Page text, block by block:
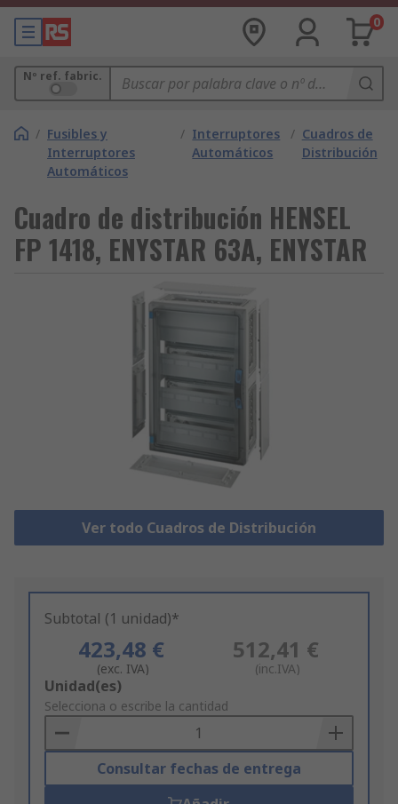
0
Nº ref. fabric.
/ Fusibles y
Interruptores
Automáticos
/ Interruptores
Automáticos
/ Cuadros de
Distribución
Cuadro de distribución HENSEL
FP 1418, ENYSTAR 63A, ENYSTAR
Ver todo Cuadros de Distribución
Subtotal (1 unidad)*
423,48 €
(exc. IVA)
512,41 €
(inc.IVA)
Add
to
Basket
Unidad(es)
Selecciona o escribe la cantidad
Consultar fechas de entrega